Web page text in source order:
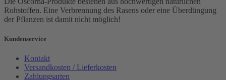
Rohstoffen. Eine Verbrennung des Rasens oder eine Überdüngung
der Pflanzen ist damit nicht möglich!
Kundenservice
Kontakt
Versandkosten / Lieferkosten
Zahlungsarten